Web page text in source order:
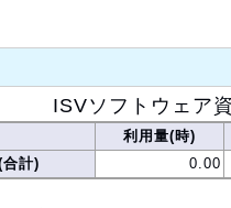
ISVソフトウェア
利用量(時)
合計)
0.00